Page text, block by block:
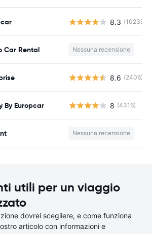
8.3 (10239)
Car Rental Nessuna recensione
8.6 (2406)
By Europcar 8 (4316)
Nessuna recensione
utili per un viaggio
dovrei scegliere, e come funziona
articolo con informazioni e